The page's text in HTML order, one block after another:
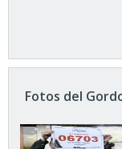
Fotos del